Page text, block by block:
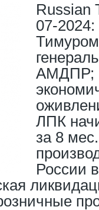
Russian
07-
АМДПР;
ЛПК
за 8
России